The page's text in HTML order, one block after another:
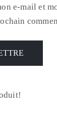
e-mail et